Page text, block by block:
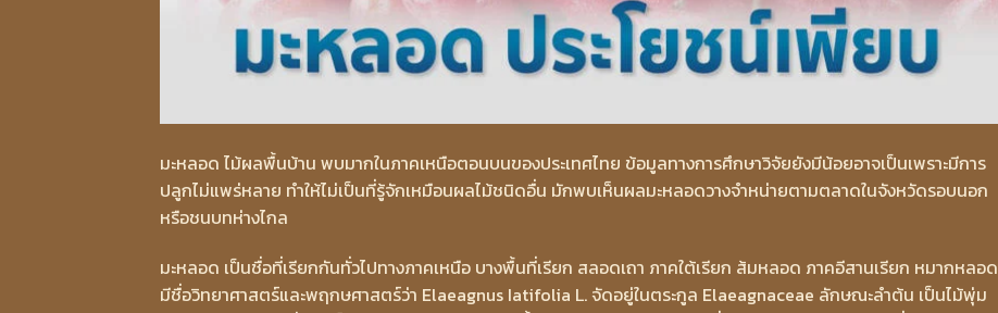
มะหลอด ไม้ผลพื้นบ้าน พบมากในภาคเหนือตอนบนของประเทศไทย ข้อมูลทางการศึกษาวิจัยยังมีน้อยอาจเป็นเพราะมีการ
ปลูกไม่แพร่หลาย ทำให้ไม่เป็นที่รู้จักเหมือนผลไม้ชนิดอื่น มักพบเห็นผลมะหลอดวางจำหน่ายตามตลาดในจังหวัดรอบนอก
หรือชนบทห่างไกล
มะหลอด เป็นชื่อที่เรียกกันทั่วไปทางภาคเหนือ บางพื้นที่เรียก สลอดเถา ภาคใต้เรียก ส้มหลอด ภาคอีสานเรียก หมากหลอด
มีชื่อวิทยาศาสตร์และพฤกษศาสตร์ว่า Elaeagnus Iatifolia L. จัดอยู่ในตระกูล Elaeagnaceae ลักษณะลำต้น เป็นไม้พุ่ม